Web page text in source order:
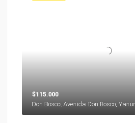
$115.000